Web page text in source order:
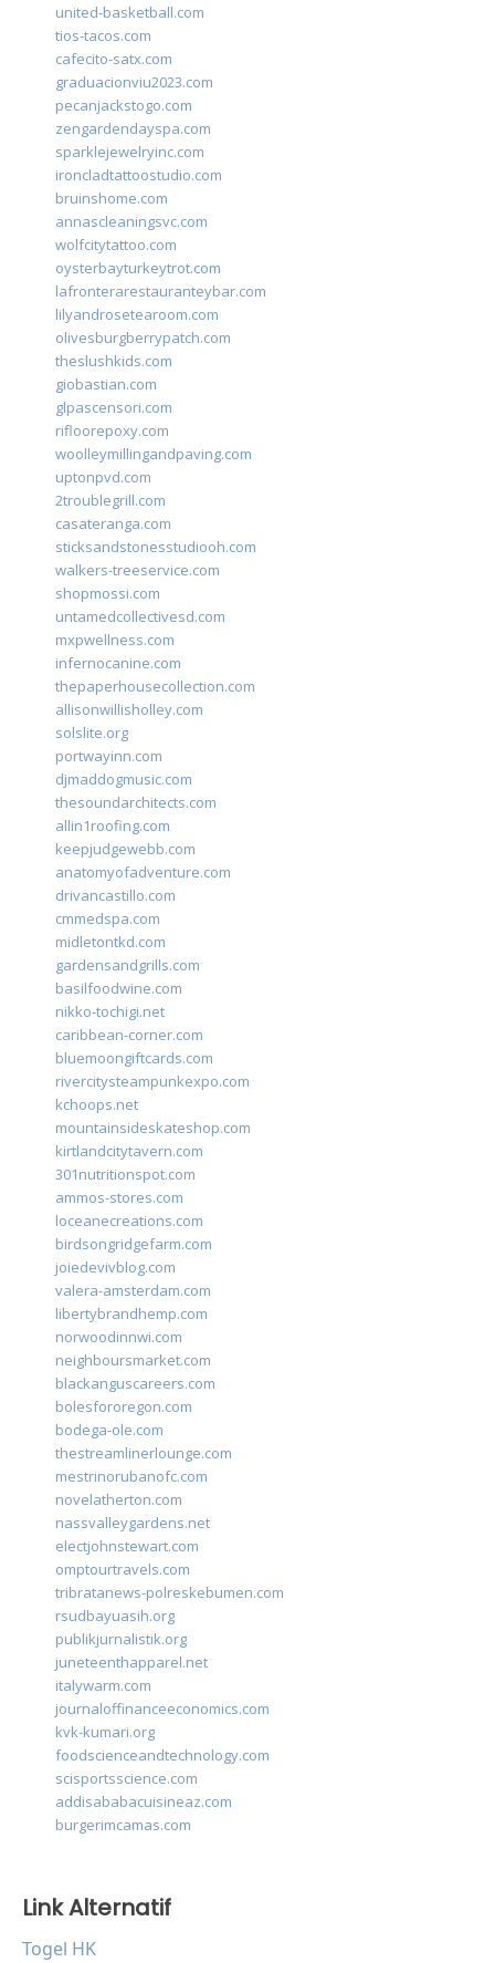
united-basketball.com
tios-tacos.com
cafecito-satx.com
graduacionviu2023.com
pecanjackstogo.com
zengardendayspa.com
sparklejewelryinc.com
ironcladtattoostudio.com
bruinshome.com
annascleaningsvc.com
wolfcitytattoo.com
oysterbayturkeytrot.com
lafronterarestauranteybar.com
lilyandrosetearoom.com
olivesburgberrypatch.com
theslushkids.com
giobastian.com
glpascensori.com
rifloorepoxy.com
woolleymillingandpaving.com
uptonpvd.com
2troublegrill.com
casateranga.com
sticksandstonesstudiooh.com
walkers-treeservice.com
shopmossi.com
untamedcollectivesd.com
mxpwellness.com
infernocanine.com
thepaperhousecollection.com
allisonwillisholley.com
solslite.org
portwayinn.com
djmaddogmusic.com
thesoundarchitects.com
allin1roofing.com
keepjudgewebb.com
anatomyofadventure.com
drivancastillo.com
cmmedspa.com
midletontkd.com
gardensandgrills.com
basilfoodwine.com
nikko-tochigi.net
caribbean-corner.com
bluemoongiftcards.com
rivercitysteampunkexpo.com
kchoops.net
mountainsideskateshop.com
kirtlandcitytavern.com
301nutritionspot.com
ammos-stores.com
loceanecreations.com
birdsongridgefarm.com
joiedevivblog.com
valera-amsterdam.com
libertybrandhemp.com
norwoodinnwi.com
neighboursmarket.com
blackanguscareers.com
bolesfororegon.com
bodega-ole.com
thestreamlinerlounge.com
mestrinorubanofc.com
novelatherton.com
nassvalleygardens.net
electjohnstewart.com
omptourtravels.com
tribratanews-polreskebumen.com
rsudbayuasih.org
publikjurnalistik.org
juneteenthapparel.net
italywarm.com
journaloffinanceeconomics.com
kvk-kumari.org
foodscienceandtechnology.com
scisportsscience.com
addisababacuisineaz.com
burgerimcamas.com
Link Alternatif
Togel HK